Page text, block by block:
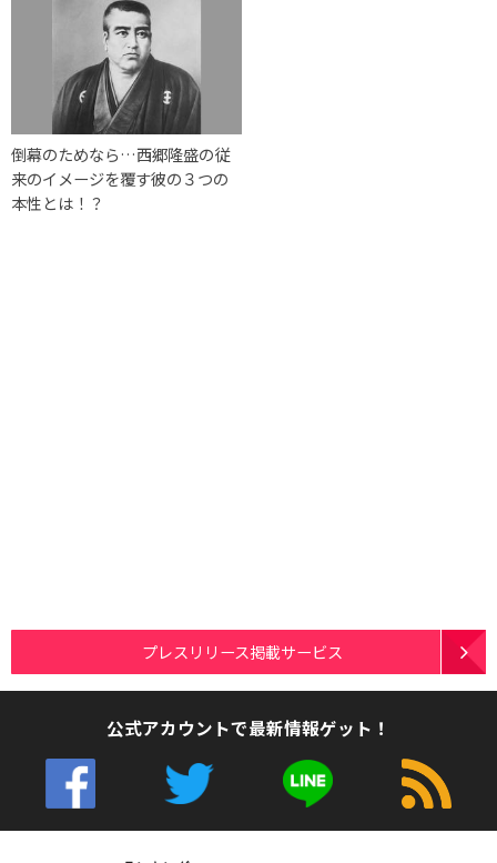
倒幕のためなら…西郷隆盛の従
来のイメージを覆す彼の３つの
本性とは！？
プレスリリース掲載サービス
公式アカウントで最新情報ゲット！